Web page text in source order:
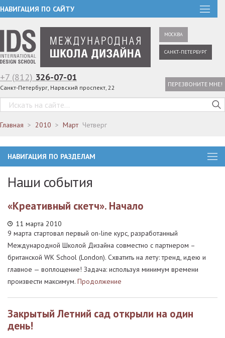
НАВИГАЦИЯ ПО САЙТУ
МОСКВА
САНКТ-ПЕТЕРБУРГ
+7 (812) 326-07-01
Санкт-Петербург, Нарвский проспект, 22 ПЕРЕЗВОНИТЕ МНЕ!
Главная 2010 Март Четверг
НАВИГАЦИЯ ПО РАЗДЕЛАМ
Наши события
«Креативный скетч». Начало
11 марта 2010
9 марта стартовал первый on-line курс, разработанный
Международной Школой Дизайна совместно с партнером –
британской WK School (London). Схватить на лету: тренд, идею и
главное — воплощение! Задача: используя минимум времени
произвести максимум. Продолжение
Закрытый Летний сад открыли на один
день!